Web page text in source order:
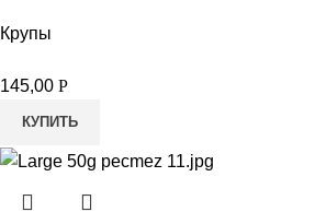
Крупы
145,00 Р
КУПИТЬ